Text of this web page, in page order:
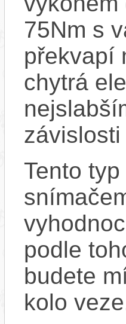
75Nm s
překvapí
chytrá
Tento
podle
budete
kolo